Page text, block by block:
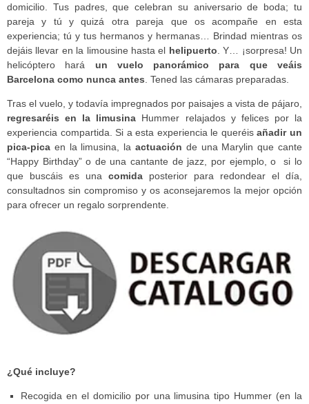
domicilio. Tus padres, que celebran su aniversario de boda; tu
pareja y tú y quizá otra pareja que os acompañe en esta
experiencia; tú y tus hermanos y hermanas… Brindad mientras os
dejáis llevar en la limousine hasta el helipuerto . Y… ¡sorpresa! Un
helicóptero hará un vuelo panorámico para que veáis
Barcelona como nunca antes . Tened las cámaras preparadas.
Tras el vuelo, y todavía impregnados por paisajes a vista de pájaro,
regresaréis en la limusina Hummer relajados y felices por la
experiencia compartida. Si a esta experiencia le queréisañadir un
pica-pica en la limusina, la actuación de una Marylin que cante
“Happy Birthday” o de una cantante de jazz, por ejemplo, o si lo
que buscáis es una comida posterior para redondear el día,
consultadnos sin compromiso y os aconsejaremos la mejor opción
para ofrecer un regalo sorprendente.
¿Qué incluye?
Recogida en el domicilio por una limusina tipo Hummer (en la